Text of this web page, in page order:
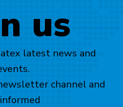
us
latest news and
channel and